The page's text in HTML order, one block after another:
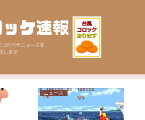
ニュース